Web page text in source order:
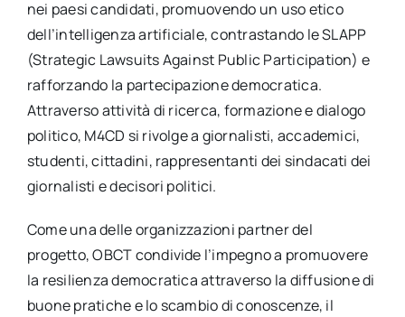
nei paesi candidati, promuovendo un uso etico
dell’intelligenza artificiale, contrastando le SLAPP
(Strategic Lawsuits Against Public Participation) e
rafforzando la partecipazione democratica.
Attraverso attività di ricerca, formazione e dialogo
politico, M4CD si rivolge a giornalisti, accademici,
studenti, cittadini, rappresentanti dei sindacati dei
giornalisti e decisori politici.
Come una delle organizzazioni partner del
progetto, OBCT condivide l’impegno a promuovere
la resilienza democratica attraverso la diffusione di
buone pratiche e lo scambio di conoscenze, il